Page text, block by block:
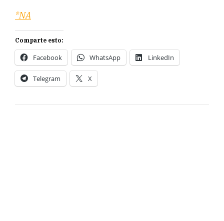
*NA
Comparte esto:
Facebook WhatsApp LinkedIn
Telegram X